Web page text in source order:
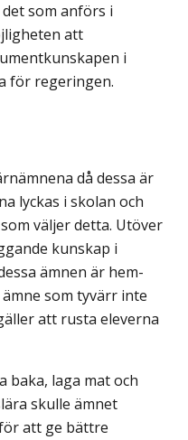
som anförs i
att
i
för regeringen.
då dessa är
lyckas i skolan och
väljer detta. Utöver
kunskap i
ämnen är hem-
som tyvärr inte
att rusta eleverna
baka, laga mat och
skulle ämnet
att ge bättre